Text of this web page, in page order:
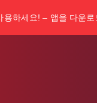
용하세요! – 앱을 다운